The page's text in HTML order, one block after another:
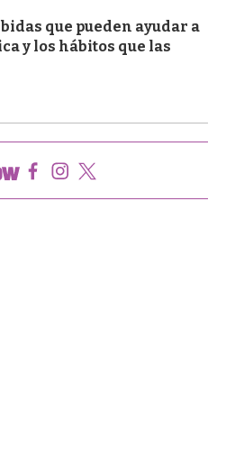
que pueden ayudar a
y los hábitos que las